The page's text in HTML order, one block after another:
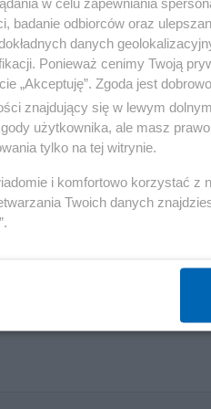
W Bystrzycy
- Nie jesteśmy w stanie
co najmniej pięć
miasta.
dla strażników pożarnych
odbiorców oraz
danych
Ponieważ cenimy Twoją
„Akceptuję”. Zgoda jest
znajdujący się w lewym
użytkownika, ale masz
tylko na tej witrynie.
i komfortowo korzystać z
Twoich danych